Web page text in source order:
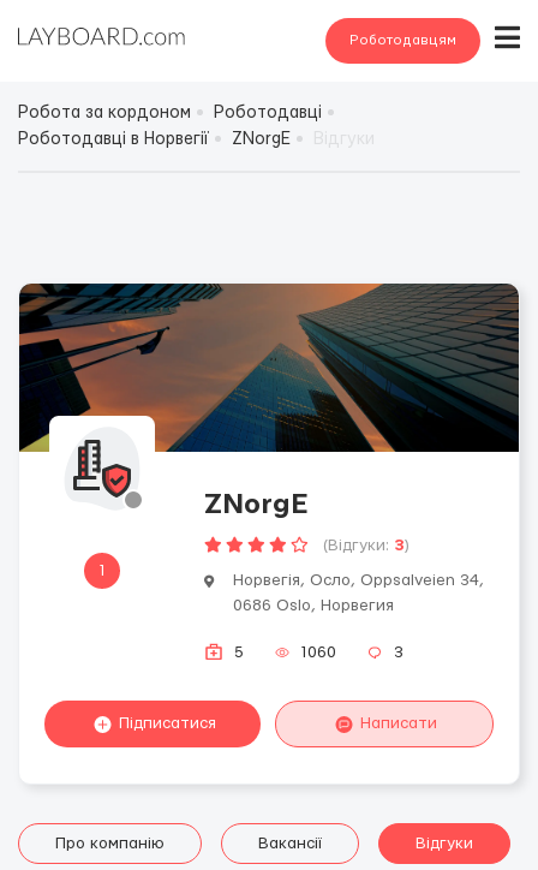
Роботодавцям
Робота за кордоном
Роботодавці
Роботодавці в Норвегії
ZNorgE
1
ZNorgE
(Відгуки: 3)
Норвегія, Осло, Oppsalveien 34,
0686 Oslo, Норвегия
5 1060 3
Підписатися Написати
Про компанію Вакансії Відгуки